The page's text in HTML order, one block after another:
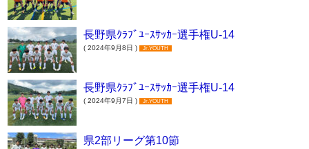
長野県ｸﾗﾌﾞﾕｰｽｻｯｶｰ選手権U-14
( 2024年9月8日 ) Jr.YOUTH
長野県ｸﾗﾌﾞﾕｰｽｻｯｶｰ選手権U-14
( 2024年9月7日 ) Jr.YOUTH
県2部リーグ第10節